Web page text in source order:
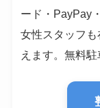
ード・PayPay
女性スタッフ
えます。無料